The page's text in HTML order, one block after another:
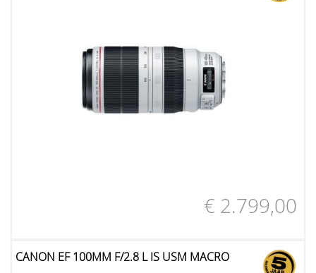
€ 2.799,00
CANON EF 100MM F/2.8 L IS USM MACRO